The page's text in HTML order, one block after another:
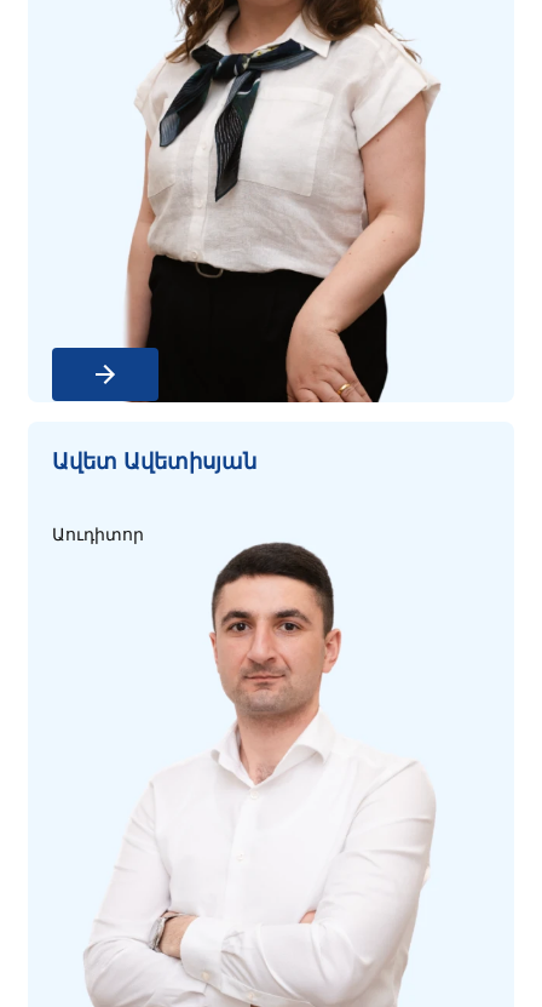
Ավետ Ավետիսյան
Աուդիտոր